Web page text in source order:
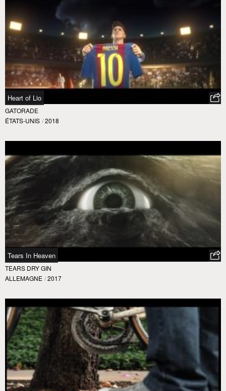
Heart of Lio
GATORADE
ÉTATS-UNIS / 2018
Tears In Heaven
TEARS DRY GIN
ALLEMAGNE / 2017